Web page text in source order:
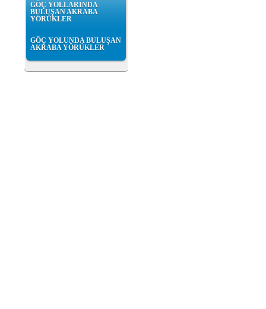
GÖÇ YOLLARINDA
BULUŞAN AKRABA
YÖRÜKLER
GÖÇ YOLUNDA BULUŞAN
AKRABA YÖRÜKLER